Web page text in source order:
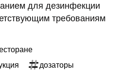
для дезинфекции
требованиям
дозаторы